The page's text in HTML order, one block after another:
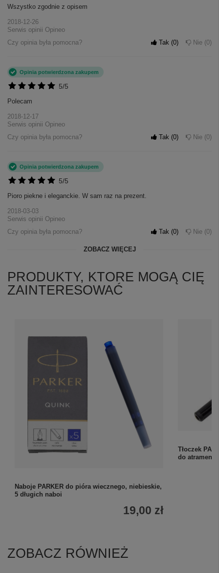
Wszystko zgodnie z opisem
2018-12-26
Serwis opinii Opineo
Czy opinia była pomocna?
Tak 0 Nie 0
5/5
Opinia potwierdzona zakupem
Polecam
2018-12-17
Serwis opinii Opineo
Czy opinia była pomocna?
Tak 0 Nie 0
5/5
Opinia potwierdzona zakupem
Pioro piekne i eleganckie. W sam raz na prezent.
2018-03-03
Serwis opinii Opineo
Czy opinia była pomocna?
Tak 0 Nie 0
ZOBACZ WIĘCEJ
PRODUKTY, KTORE MOGĄ CIĘ
ZAINTERESOWAĆ
Naboje PARKER do pióra wiecznego, niebieskie,
5 długich naboi
19,00 zł
Tłoczek
do atramentu
ZOBACZ RÓWNIEŻ